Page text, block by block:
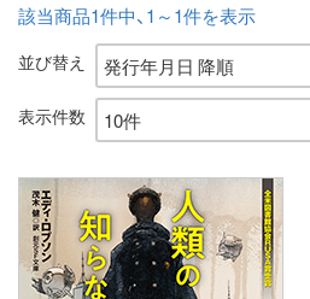
該当商品1件中、1～1件を表示
並び替え
表示件数